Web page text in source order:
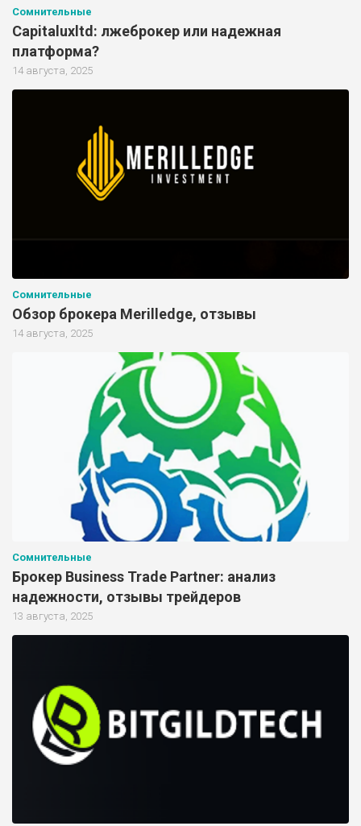
Сомнительные
Capitaluxltd: лжеброкер или надежная
платформа?
14 августа, 2025
Сомнительные
Обзор брокера Merilledge, отзывы
14 августа, 2025
Сомнительные
Брокер Business Trade Partner: анализ
надежности, отзывы трейдеров
13 августа, 2025